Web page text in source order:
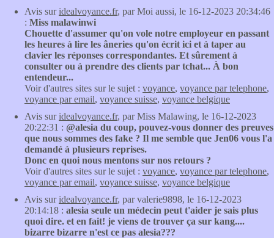
Avis suridealvoyance.fr, par Moi aussi, le 16-12-2023 20:34:46
: Miss malawinwi
Chouette d'assumer qu'on vole notre employeur en passant
les heures à lire les âneries qu'on écrit ici et à taper au
clavier les réponses correspondantes. Et sûrement à
consulter ou à prendre des clients par tchat... À bon
entendeur...
Voir d'autres sites sur le sujet : voyance, voyance par telephone,
voyance par email, voyance suisse, voyance belgique
Avis suridealvoyance.fr, par Miss Malawing, le 16-12-2023
20:22:31 : @alesia du coup, pouvez-vous donner des preuves
que nous sommes des fake ? Il me semble que Jen06 vous l'a
demandé à plusieurs reprises.
Donc en quoi nous mentons sur nos retours ?
Voir d'autres sites sur le sujet : voyance, voyance par telephone,
voyance par email, voyance suisse, voyance belgique
Avis suridealvoyance.fr, par valerie9898, le 16-12-2023
20:14:18 : alesia seule un médecin peut t'aider je sais plus
quoi dire. et en fait! je viens de trouver ça sur kang....
bizarre bizarre n'est ce pas alesia???